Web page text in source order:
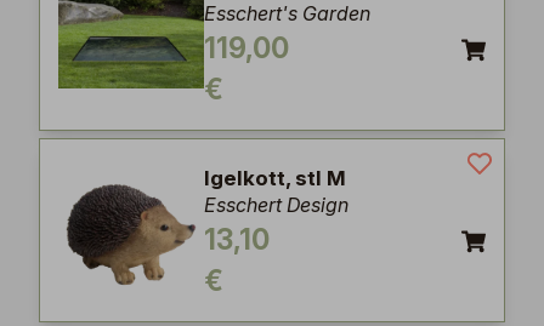
Esschert's Garden
119,00
€
Igelkott, stl M
Esschert Design
13,10
€